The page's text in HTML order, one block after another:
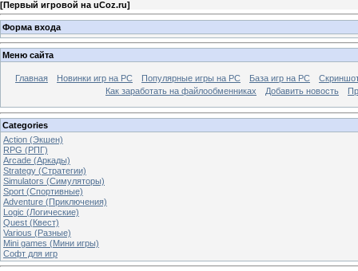
[Первый игровой на uCoz.ru]
Форма входа
Меню сайта
Главная Новинки игр на PC Популярные игры на PC База игр на РС
Как заработать на файлообменниках
Добавить новость
Categories
Action (Экшен)
RPG (РПГ)
Arcade (Аркады)
Strategy (Стратегии)
Simulators (Симуляторы)
Sport (Спортивные)
Adventure (Приключения)
Logic (Логические)
Quest (Квест)
Various (Разные)
Mini games (Мини игры)
Софт для игр